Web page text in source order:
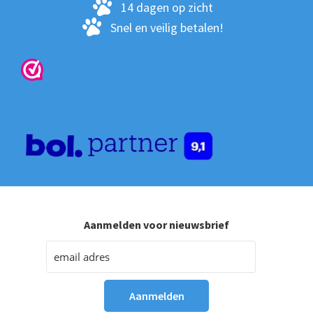
14 dagen op zicht
Snel en veilig betalen!
Aanmelden voor nieuwsbrief